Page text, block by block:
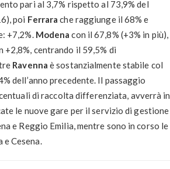
pari al 3,7% rispetto al 73,9% del
poi Ferrara che raggiunge il 68% e
+7,2%. Modena con il 67,8% (+3% in più),
+2,8%, centrando il 59,5% di
Ravenna è sostanzialmente stabile col
dell’anno precedente. Il passaggio
di raccolta differenziata, avverrà in
le nuove gare per il servizio di gestione
e Reggio Emilia, mentre sono in corso le
e Cesena.